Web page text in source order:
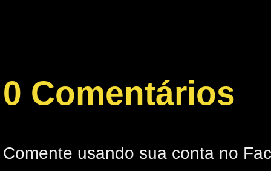
0 Comentários
Comente usando sua conta no